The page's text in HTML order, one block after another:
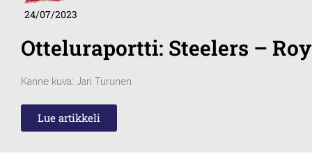
24/07/2023
Otteluraportti: Steelers –
Kanne kuva: Jari Turunen
Lue artikkeli